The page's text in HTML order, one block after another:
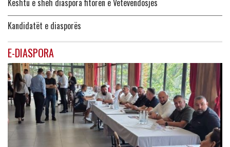
Kështu e sheh diaspora fitoren e Vetëvendosjes
Kandidatët e diasporës
E-DIASPORA